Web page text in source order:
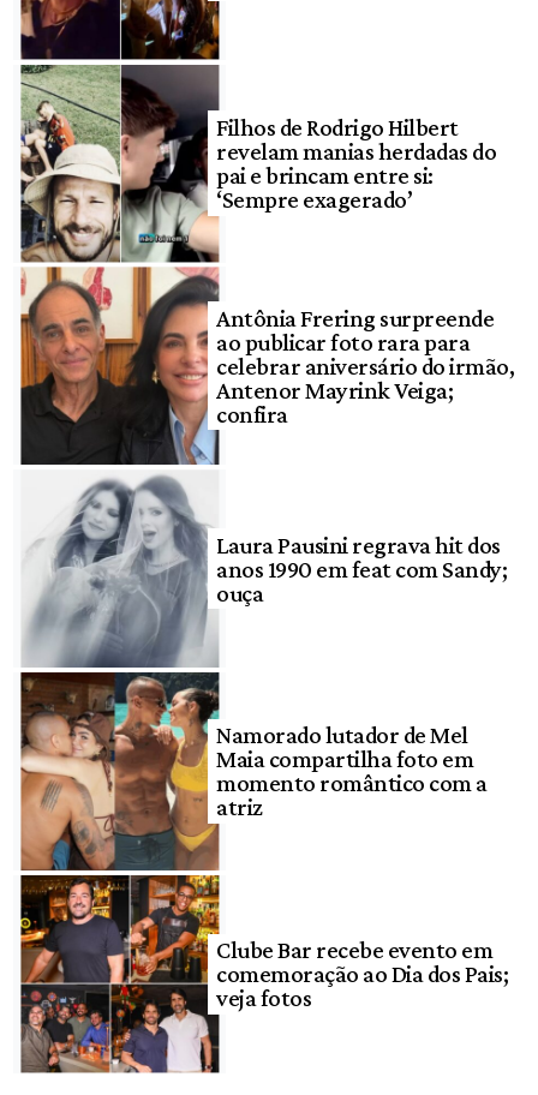
Filhos de Rodrigo Hilbert
revelam manias herdadas do
pai e brincam entre si:
‘Sempre exagerado’
Antônia Frering surpreende
ao publicar foto rara para
celebrar aniversário do irmão,
Antenor Mayrink Veiga;
confira
Laura Pausini regrava hit dos
anos 1990 em feat com Sandy;
ouça
Namorado lutador de Mel
Maia compartilha foto em
momento romântico com a
atriz
Clube Bar recebe evento em
comemoração ao Dia dos Pais;
veja fotos